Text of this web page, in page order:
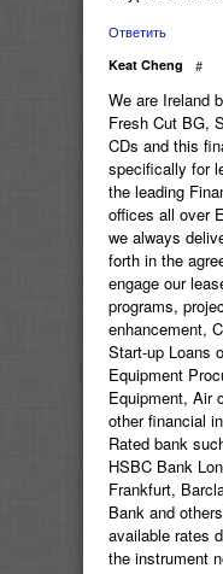
Ответить
Keat Cheng #
We are Ireland
Fresh Cut BG,
CDs and this
specifically for
the leading
offices all over
we always
forth in the
engage our
programs,
enhancement,
Start-up Loans
Equipment
Equipment, Air
other financial
Rated bank
HSBC Bank
Frankfurt,
Bank and
available rates
the instrument